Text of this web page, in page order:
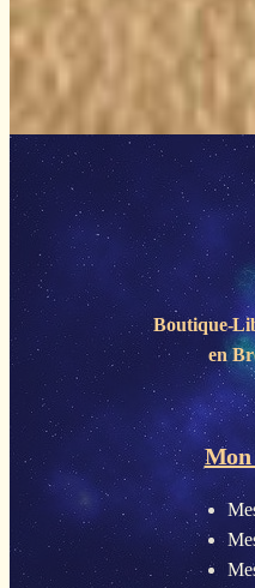
Boutique-
en
Mon